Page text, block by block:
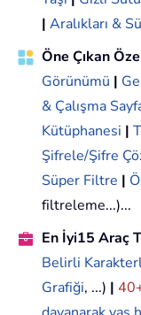
| Aralıkları &
Öne Çıkan
Görünümü |
& Çalışma
Kütüphanesi |
Şifrele/Şifre
Süper Filtre |
filtreleme...)...
En İyi15 Araç
Belirli
Grafiği, ...) |